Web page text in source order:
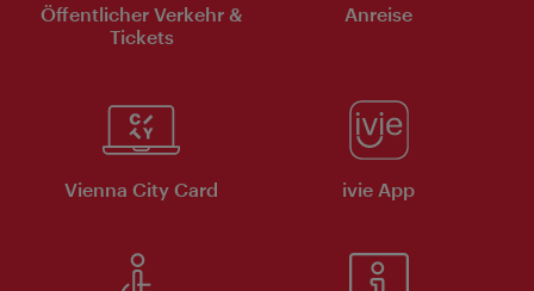
Öffentlicher Verkehr &
Tickets
Anreise
Vienna City Card ivie App